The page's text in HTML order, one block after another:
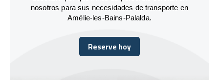
nosotros para sus necesidades de transporte en
Amélie-les-Bains-Palalda.
Reserve hoy
Reserve hoy